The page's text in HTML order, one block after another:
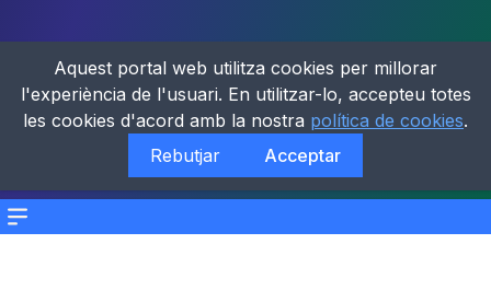
Menu
Aquest portal web utilitza cookies per millorar
l'experiència de l'usuari. En utilitzar-lo, accepteu totes
les cookies d'acord amb la nostra política de cookies.
Rebutjar
Acceptar